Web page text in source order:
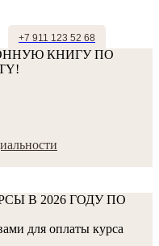
+7 911 123 52 68
КНИГУ ПО
В 2026 ГОДУ ПО
для оплаты курса